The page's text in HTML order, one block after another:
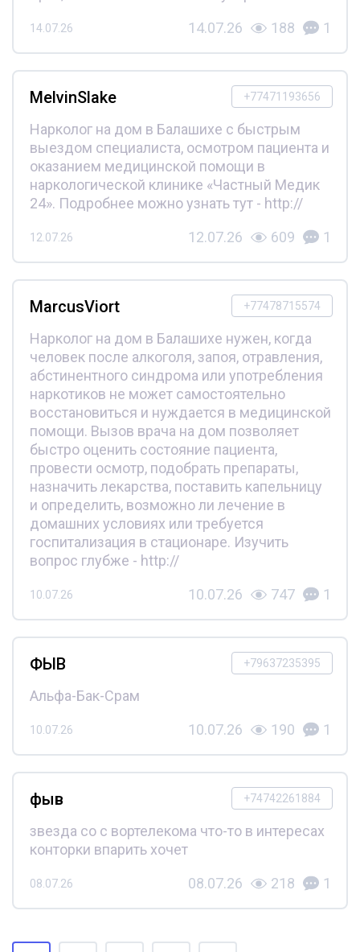
14.07.26 14.07.26 188 1
+77471193656
MelvinSlake
Нарколог на дом в Балашихе с быстрым
выездом специалиста, осмотром пациента и
оказанием медицинской помощи в
наркологической клинике «Частный Медик
24». Подробнее можно узнать тут - http://
12.07.26 12.07.26 609 1
+77478715574
MarcusViort
Нарколог на дом в Балашихе нужен, когда
человек после алкоголя, запоя, отравления,
абстинентного синдрома или употребления
наркотиков не может самостоятельно
восстановиться и нуждается в медицинской
помощи. Вызов врача на дом позволяет
быстро оценить состояние пациента,
провести осмотр, подобрать препараты,
назначить лекарства, поставить капельницу
и определить, возможно ли лечение в
домашних условиях или требуется
госпитализация в стационаре. Изучить
вопрос глубже - http://
10.07.26 10.07.26 747 1
+79637235395
ФЫВ
Альфа-Бак-Срам
10.07.26 10.07.26 190 1
+74742261884
фыв
звезда со с вортелекома что-то в интересах
конторки впарить хочет
08.07.26 08.07.26 218 1